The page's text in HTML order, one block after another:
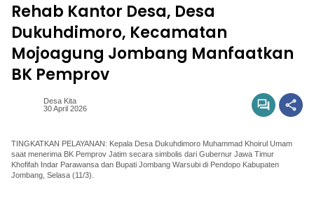
Rehab Kantor Desa, Desa
Dukuhdimoro, Kecamatan
Mojoagung Jombang Manfaatkan
BK Pemprov
Desa Kita
30 April 2026
TINGKATKAN PELAYANAN: Kepala Desa Dukuhdimoro Muhammad Khoirul Umam
saat menerima BK Pemprov Jatim secara simbolis dari Gubernur Jawa Timur
Khofifah Indar Parawansa dan Bupati Jombang Warsubi di Pendopo Kabupaten
Jombang, Selasa (11/3).